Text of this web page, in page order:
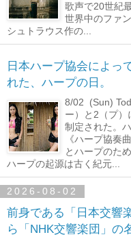
歌声で20世紀
世界中のファ
シュトラウス作の...
日本ハープ協会によっ
れた、ハープの日。
8/02 (Sun)
ー）と2（プ）
制定された。
《ハープ協奏
とハープのた
ハープの起源は古く紀元...
2026-08-02
前身である「日本交響
ら「NHK交響楽団」の